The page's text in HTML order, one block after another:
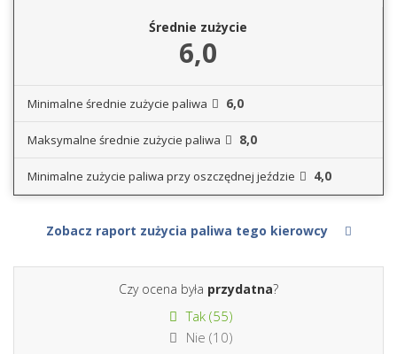
Średnie zużycie
6,0
Minimalne średnie zużycie paliwa 6,0
Maksymalne średnie zużycie paliwa 8,0
Minimalne zużycie paliwa przy oszczędnej jeździe 4,0
Zobacz raport zużycia paliwa tego kierowcy
Czy ocena była przydatna?
Tak (55)
Nie (10)